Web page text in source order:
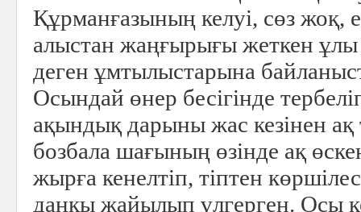
Құрманғазының келуі, сөз жоқ,
алыстан жаңғырығы жеткен ұлы
деген ұмтылыстарына
Осындай өнер бесігінде
ақындық дарыны жас кезінен ақ
бозбала шағының өзінде ақ
жырға кенелтіп, тіптен
даңқы жайылып үлгерген. Осы